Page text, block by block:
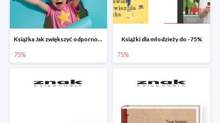
Książka Jak zwiększyć odporność swojego dziecka w promocji
75%
Książki dla młodzieży do -75%
75%